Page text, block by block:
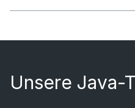
Unsere Java-